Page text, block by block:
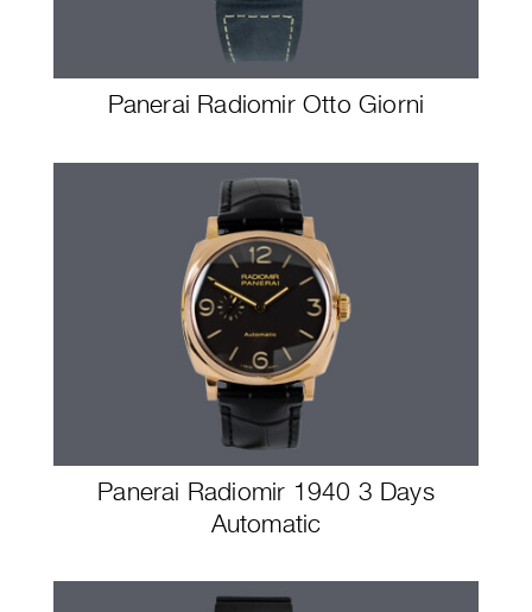
Panerai Radiomir Otto Giorni
Panerai Radiomir 1940 3 Days
Automatic